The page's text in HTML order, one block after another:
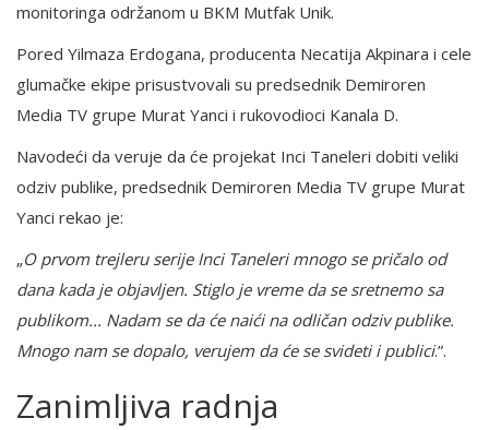
monitoringa održanom u BKM Mutfak Unik.
Pored Yilmaza Erdogana, producenta Necatija Akpinara i cele
glumačke ekipe prisustvovali su predsednik Demiroren
Media TV grupe Murat Yanci i rukovodioci Kanala D.
Navodeći da veruje da će projekat Inci Taneleri dobiti veliki
odziv publike, predsednik Demiroren Media TV grupe Murat
Yanci rekao je:
„O prvom trejleru serije Inci Taneleri mnogo se pričalo od
dana kada je objavljen. Stiglo je vreme da se sretnemo sa
publikom... Nadam se da će naići na odličan odziv publike.
Mnogo nam se dopalo, verujem da će se svideti i publici.”.
Zanimljiva radnja